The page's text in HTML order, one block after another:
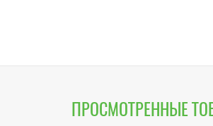
ПРОСМОТРЕННЫЕ